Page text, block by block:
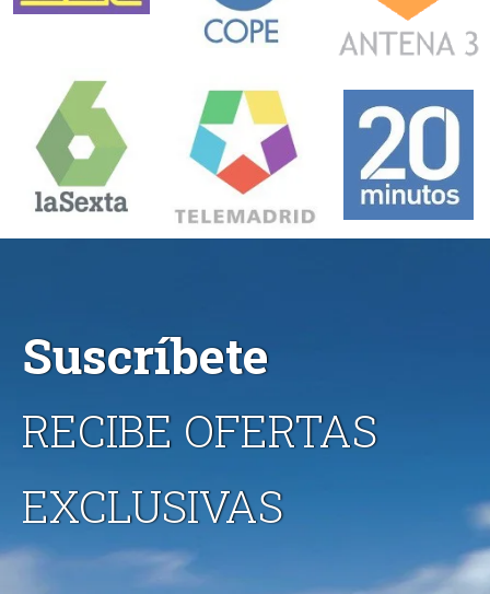
Suscríbete
RECIBE OFERTAS
EXCLUSIVAS